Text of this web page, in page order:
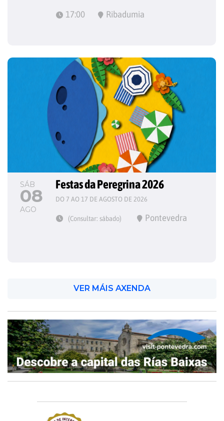
17:00 Ribadumia
SÁB
08
AGO
Festas da Peregrina 2026
DO 7 AO 17 DE AGOSTO DE 2026
(Consultar: sábado) Pontevedra
VER MÁIS AXENDA